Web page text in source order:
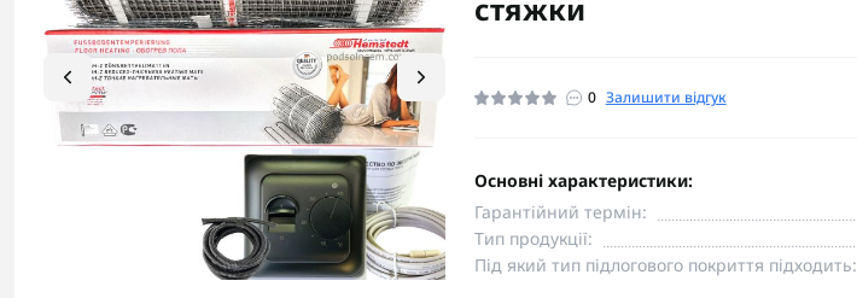
стяжки
0 Залишити відгук
Основні характеристики:
Гарантійний термін:
Тип продукції:
Під який тип підлогового покриття підходить: